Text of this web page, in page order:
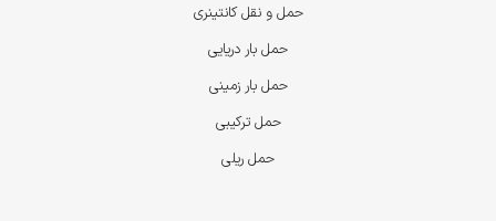
حمل و نقل کانتینری
حمل بار دریایی
حمل بار زمینی
حمل ترکیبی
حمل ریلی